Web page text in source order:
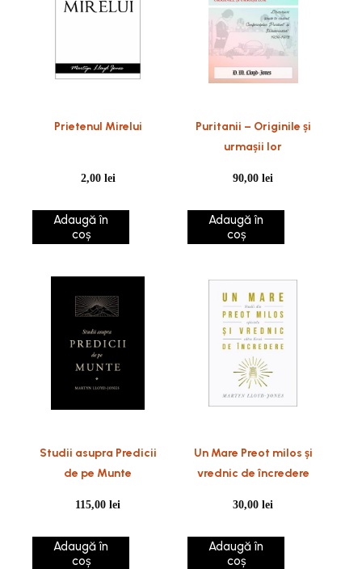
Prietenul Mirelui
2,00 lei
Adaugă în
coș
Puritanii – Originile și
urmașii lor
90,00lei
Adaugă în
coș
Studii asupra Predicii
de pe Munte
115,00lei
Adaugă în
coș
Un Mare Preot milos și
vrednic de încredere
30,00lei
Adaugă în
coș